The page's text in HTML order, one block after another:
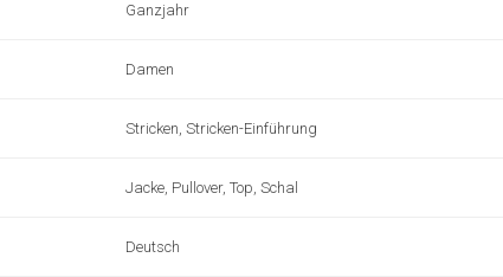
Ganzjahr
Damen
Stricken, Stricken-Einführung
Jacke, Pullover, Top, Schal
Deutsch